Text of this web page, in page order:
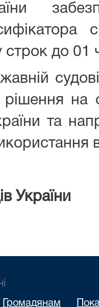
строк до 01
на
та
Громадянам